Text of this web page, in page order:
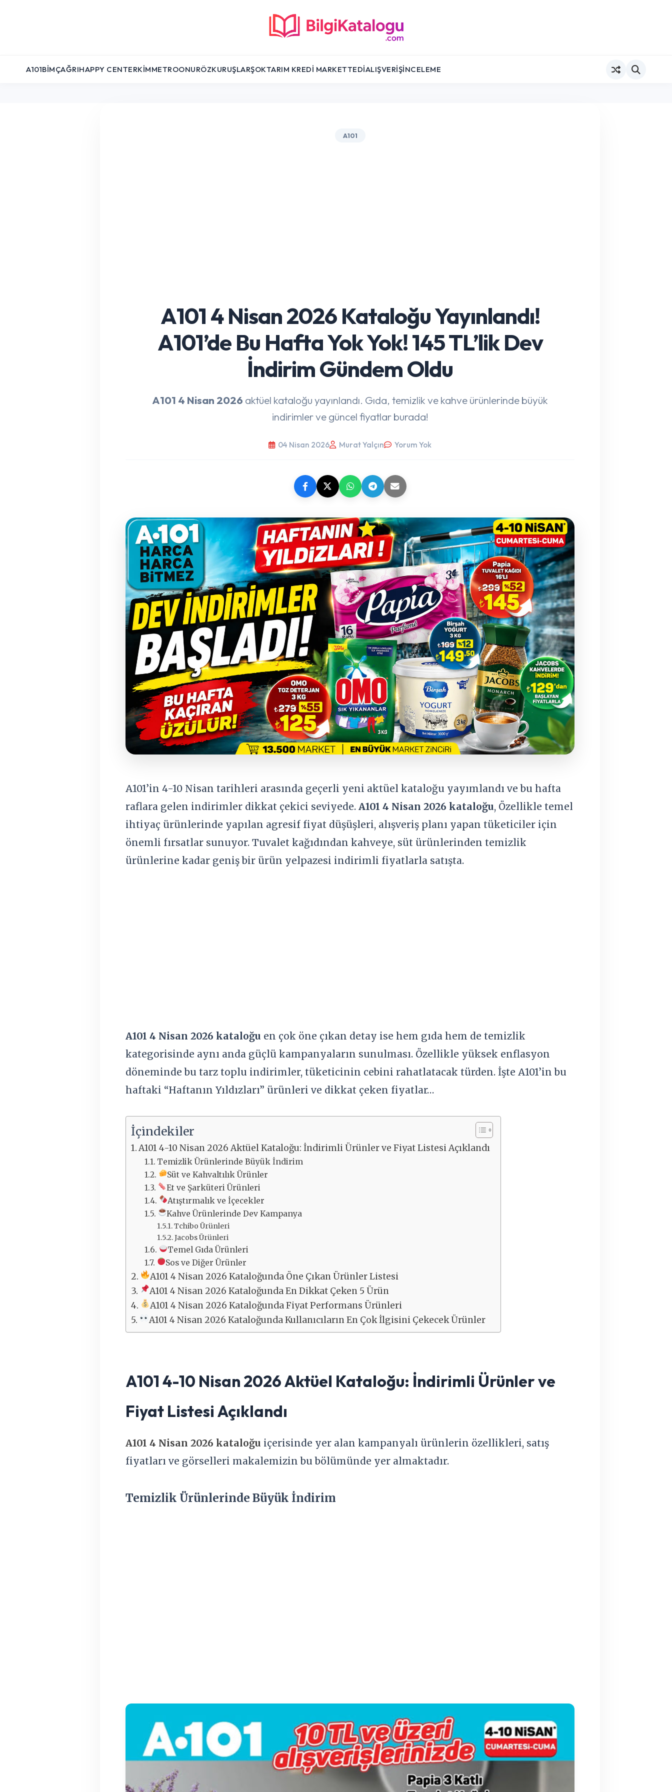
A101BIMÇAĞRIHAPPY CENTERKIMMETROONURÖZKURUŞLARŞOKTARIM KREDI MARKETTEDIALIŞVERIŞİNCELEME
A101
A101 4 Nisan 2026 Kataloğu Yayınlandı!
A101’de Bu Hafta Yok Yok! 145 TL’lik Dev
İndirim Gündem Oldu
A101 4 Nisan 2026 aktüel kataloğu yayınlandı. Gıda, temizlik ve kahve ürünlerinde büyük
indirimler ve güncel fiyatlar burada!
04 Nisan 2026 Murat Yalçın Yorum Yok
A101’in 4-10 Nisan tarihleri arasında geçerli yeni aktüel kataloğu yayımlandı ve bu hafta
raflara gelen indirimler dikkat çekici seviyede. A101 4 Nisan 2026 kataloğu, Özellikle temel
ihtiyaç ürünlerinde yapılan agresif fiyat düşüşleri, alışveriş planı yapan tüketiciler için
önemli fırsatlar sunuyor. Tuvalet kağıdından kahveye, süt ürünlerinden temizlik
ürünlerine kadar geniş bir ürün yelpazesi indirimli fiyatlarla satışta.
A101 4 Nisan 2026 kataloğu en çok öne çıkan detay ise hem gıda hem de temizlik
kategorisinde aynı anda güçlü kampanyaların sunulması. Özellikle yüksek enflasyon
döneminde bu tarz toplu indirimler, tüketicinin cebini rahatlatacak türden. İşte A101’in bu
haftaki “Haftanın Yıldızları” ürünleri ve dikkat çeken fiyatlar…
İçindekiler
A101 4-10 Nisan 2026 Aktüel Kataloğu: İndirimli Ürünler ve Fiyat Listesi Açıklandı
Temizlik Ürünlerinde Büyük İndirim
Süt ve Kahvaltılık Ürünler
Et ve Şarküteri Ürünleri
Atıştırmalık ve İçecekler
Kahve Ürünlerinde Dev Kampanya
Tchibo Ürünleri
Jacobs Ürünleri
Temel Gıda Ürünleri
Sos ve Diğer Ürünler
A101 4 Nisan 2026 Kataloğunda Öne Çıkan Ürünler Listesi
A101 4 Nisan 2026 Kataloğunda En Dikkat Çeken 5 Ürün
A101 4 Nisan 2026 Kataloğunda Fiyat Performans Ürünleri
A101 4 Nisan 2026 Kataloğunda Kullanıcıların En Çok İlgisini Çekecek Ürünler
A101 4-10 Nisan 2026 Aktüel Kataloğu: İndirimli Ürünler ve
Fiyat Listesi Açıklandı
A101 4 Nisan 2026 kataloğu içerisinde yer alan kampanyalı ürünlerin özellikleri, satış
fiyatları ve görselleri makalemizin bu bölümünde yer almaktadır.
Temizlik Ürünlerinde Büyük İndirim